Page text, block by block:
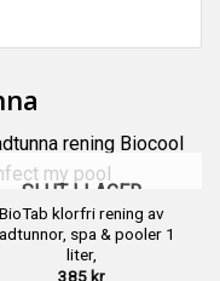
SLUT I LAGER
BioTab klorfri rening av
spa & pooler 1
liter,
385 kr